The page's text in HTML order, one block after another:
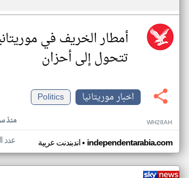
أمطار الخريف في
تتحول إلى أحزان
اخبار موريتانيا
Politics
منذ WH28AH
اندبندنت عربية• independentarabia.com عدد